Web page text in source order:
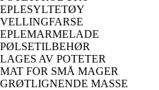
EPLESYLTETØY
VELLINGFARSE
EPLEMARMELADE
PØLSETILBEHØR
LAGES AV POTETER
MAT FOR SMÅ MAGER
GRØTLIGNENDE MASSE